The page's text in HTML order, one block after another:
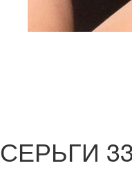
СЕРЬГИ